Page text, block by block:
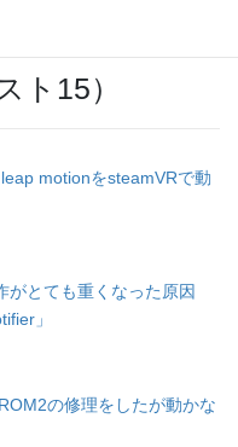
ト15）
motionをsteamVRで動
がとても重くなった原因
」
の修理をしたが動かな